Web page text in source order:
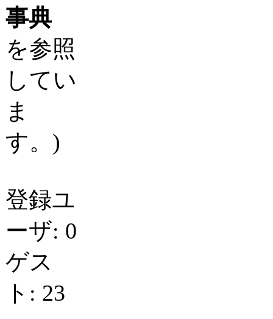
事典
を参照
してい
ま
す。)
登録ユ
ーザ: 0
ゲス
ト: 23